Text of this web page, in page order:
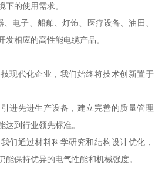
下的使用需求。
电子、船舶、灯饰、医疗设备、油田、
发相应的高性能电缆产品。
现代化企业，我们始终将技术创新置于
进先进生产设备，建立完善的质量管理
达到行业领先标准。
们通过材料科学研究和结构设计优化，
能保持优异的电气性能和机械强度。